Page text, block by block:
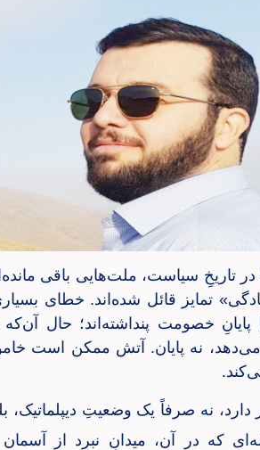
در تاریخِ سیاست، ملت‌هایی باقی
تمایز قائل شده‌اند. خطای
پایانِ خصومت پنداشته‌اند؛ حال
نه پایان. آتش ممکن است
.
دارد، نه صرفاً یک وضعیتِ دیپلماتیک،
که در آن، میدانِ نبرد از